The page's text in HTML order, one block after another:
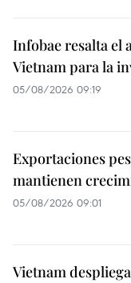
Infobae resalta el
Vietnam para la
05/08/2026 09:19
Exportaciones
mantienen
05/08/2026 09:01
Vietnam